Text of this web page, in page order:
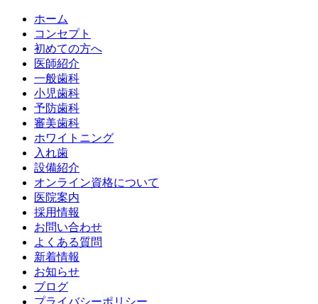
ホーム
コンセプト
初めての方へ
医師紹介
一般歯科
小児歯科
予防歯科
審美歯科
ホワイトニング
入れ歯
設備紹介
オンライン資格について
医院案内
採用情報
お問い合わせ
よくある質問
新着情報
お知らせ
ブログ